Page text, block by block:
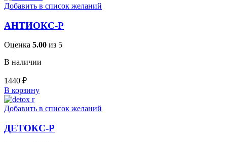
Добавить в список желаний
АНТИОКС-Р
Оценка 5.00 из 5
В наличии
1440 ₽
В корзину
Добавить в список желаний
ДЕТОКС-Р